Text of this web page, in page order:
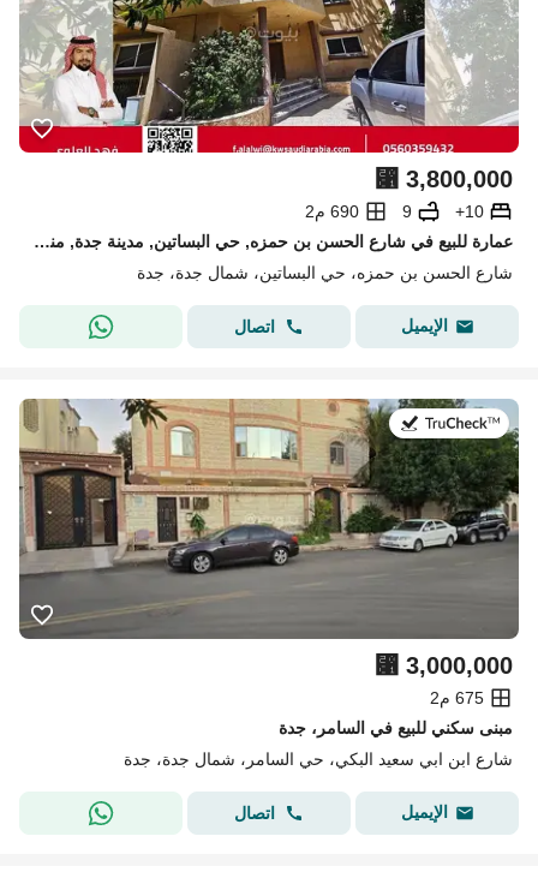
⃁ 3,800,000
10+
9
690 م2
عمارة للبيع في شارع الحسن بن حمزه, حي البساتين, مدينة جدة, منطقة مكة المكرمة
شارع الحسن بن حمزه، حي البساتين، شمال جدة، جدة
الإيميل اتصال
في:8 يوليو 2026
⃁ 3,000,000
675 م2
مبنى سكني للبيع في السامر، جدة
شارع ابن ابي سعيد البكي، حي السامر، شمال جدة، جدة
الإيميل اتصال